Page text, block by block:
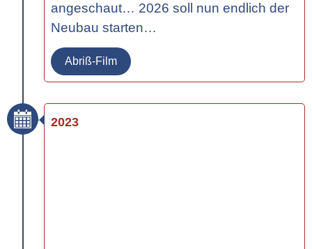
angeschaut… 2026 soll nun endlich der
Neubau starten…
Abriß-Film
2023